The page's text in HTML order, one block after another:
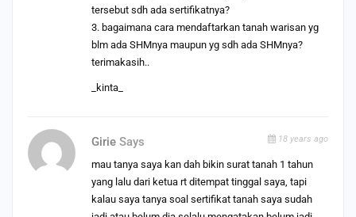
tersebut sdh ada sertifikatnya?
3. bagaimana cara mendaftarkan tanah warisan yg
blm ada SHMnya maupun yg sdh ada SHMnya?
terimakasih..
_kinta_
Girie Says 18 years ago
mau tanya saya kan dah bikin surat tanah 1 tahun
yang lalu dari ketua rt ditempat tinggal saya, tapi
kalau saya tanya soal sertifikat tanah saya sudah